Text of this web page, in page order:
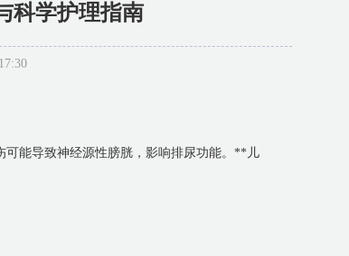
科学护理指南
可能导致神经源性膀胱，影响排尿功能。**儿